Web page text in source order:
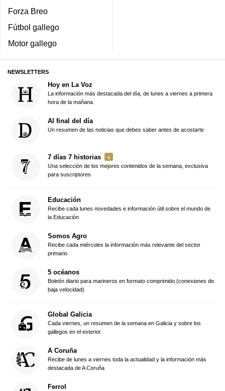
Forza Breo
Fútbol gallego
Motor gallego
NEWSLETTERS
Hoy en La Voz
La información más destacada del día, de lunes a viernes a primera
hora de la mañana
Al final del día
Un resumen de las noticias que debes saber antes de acostarte
7 días 7 historias
Una selección de los mejores contenidos de la semana, exclusiva
para suscriptores
Educación
Recibe cada lunes novedades e información útil sobre el mundo de
la Educación
Somos Agro
Recibe cada miércoles la información más relevante del sector
primario
5 océanos
Boletín diario para marineros en formato comprimido (conexiones de
baja velocidad)
Global Galicia
Cada viernes, un resumen de la semana en Galicia y sobre los
gallegos en el exterior
A Coruña
Recibe de lunes a viernes toda la actualidad y la información más
destacada de A Coruña
Ferrol